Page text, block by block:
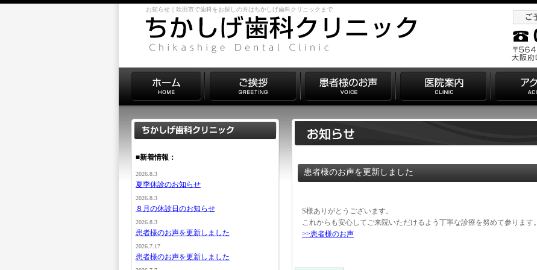
お知らせ｜吹田市で歯科をお探しの方はちかしげ歯科クリニックまで
患者様のお声を更新しました
S様ありがとうございます。
これからも安心してご来院いただけるよう丁寧な診療を努めて参ります。
>>患者様のお声
■新着情報：
2026.8.3
夏季休診のお知らせ
2026.8.3
８月の休診日のお知らせ
2026.8.3
患者様のお声を更新しました
2026.7.17
患者様のお声を更新しました